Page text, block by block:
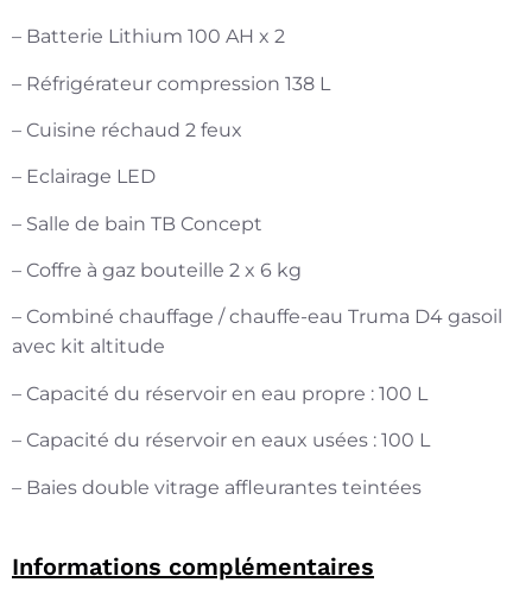
– Batterie Lithium 100 AH x 2
– Réfrigérateur compression 138 L
– Cuisine réchaud 2 feux
– Eclairage LED
– Salle de bain TB Concept
– Coffre à gaz bouteille 2 x 6 kg
– Combiné chauffage / chauffe-eau Truma D4 gasoil
avec kit altitude
– Capacité du réservoir en eau propre : 100 L
– Capacité du réservoir en eaux usées : 100 L
– Baies double vitrage affleurantes teintées
Informations complémentaires